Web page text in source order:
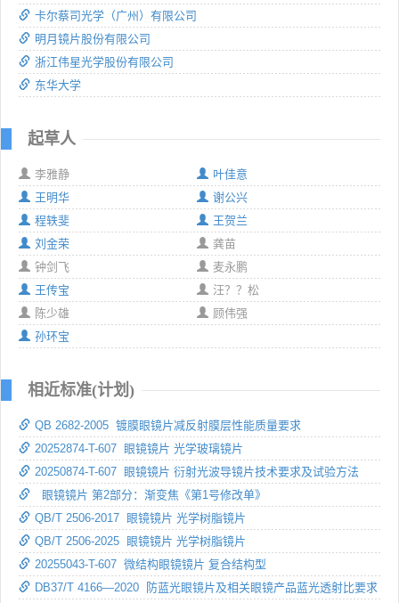
卡尔蔡司光学（广州）有限公司
明月镜片股份有限公司
浙江伟星光学股份有限公司
东华大学
起草人
李雅静
叶佳意
王明华
谢公兴
程轶斐
王贺兰
刘金荣
龚苗
钟剑飞
麦永鹏
王传宝
汪？？松
陈少雄
顾伟强
孙环宝
相近标准(计划)
QB 2682-2005 镀膜眼镜片减反射膜层性能质量要求
20252874-T-607 眼镜镜片 光学玻璃镜片
20250874-T-607 眼镜镜片 衍射光波导镜片技术要求及试验方法
眼镜镜片 第2部分：渐变焦《第1号修改单》
QB/T 2506-2017 眼镜镜片 光学树脂镜片
QB/T 2506-2025 眼镜镜片 光学树脂镜片
20255043-T-607 微结构眼镜镜片 复合结构型
DB37/T 4166—2020 防蓝光眼镜片及相关眼镜产品蓝光透射比要求